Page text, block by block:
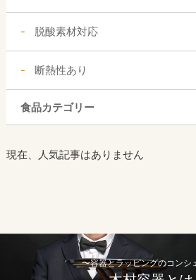
脱酸素材対応
断熱性あり
食品カテゴリー
現在、人気記事はありません
〜容器とラッピングのコンシ